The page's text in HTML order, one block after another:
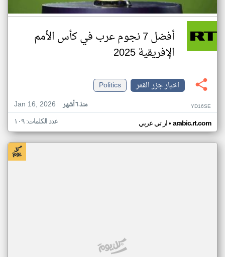
أفضل 7 نجوم عرب في كأس الأمم
الإفريقية 2025
اخبار جزر القمر
Politics
Jan 16, 2026
منذ ٦ أشهر YD16SE
ار تي عربي• arabic.rt.com عدد الكلمات: ١٠٩